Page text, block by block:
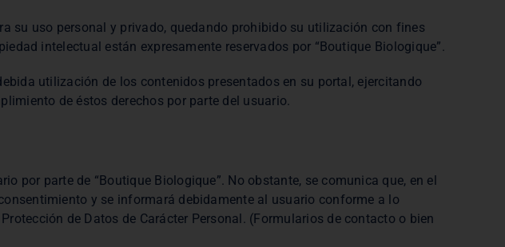
su uso personal y privado, quedando prohibido su utilización con fines
intelectual están expresamente reservados por “Boutique Biologique”.
utilización de los contenidos presentados en su portal, ejercitando
de éstos derechos por parte del usuario.
por parte de “Boutique Biologique”. No obstante, se comunica que, en el
y se informará debidamente al usuario conforme a lo
de Datos de Carácter Personal. (Formularios de contacto o bien